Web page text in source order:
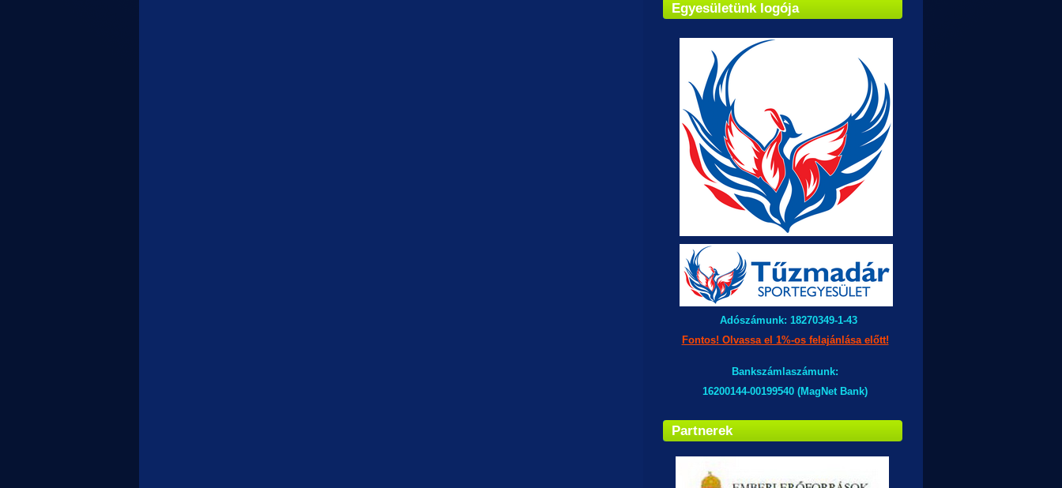
Egyesületünk logója
Adószámunk: 18270349-1-43
Fontos! Olvassa el 1%-os felajánlása előtt!
Bankszámlaszámunk:
16200144-00199540 (MagNet Bank)
Partnerek